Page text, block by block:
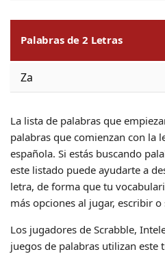
Palabras de 2 Letras
Za
La lista de palabras que
palabras que comienzan con la
española. Si estás buscando
este listado puede ayudarte a
letra, de forma que tu
más opciones al jugar, escribir
Los jugadores de Scrabble,
juegos de palabras utilizan este